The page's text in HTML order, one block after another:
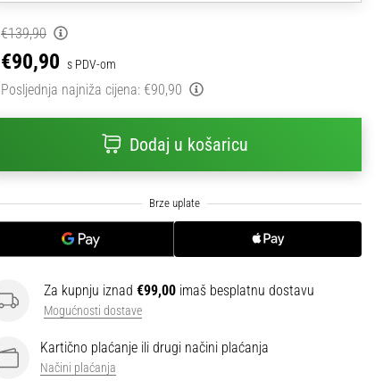
€139,90
€90,90 s PDV-om
Posljednja najniža cijena: €90,90
Dodaj u košaricu
Za kupnju iznad €99,00 imaš besplatnu dostavu
Mogućnosti dostave
Kartično plaćanje ili drugi načini plaćanja
Načini plaćanja